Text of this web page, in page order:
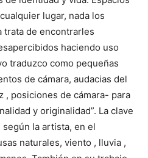
lugar, nada los
trata de encontrarles
haciendo uso
traduzco como pequeñas
de cámara, audacias del
, posiciones de cámara- para
y originalidad”. La clave
la artista, en el
naturales, viento , lluvia ,